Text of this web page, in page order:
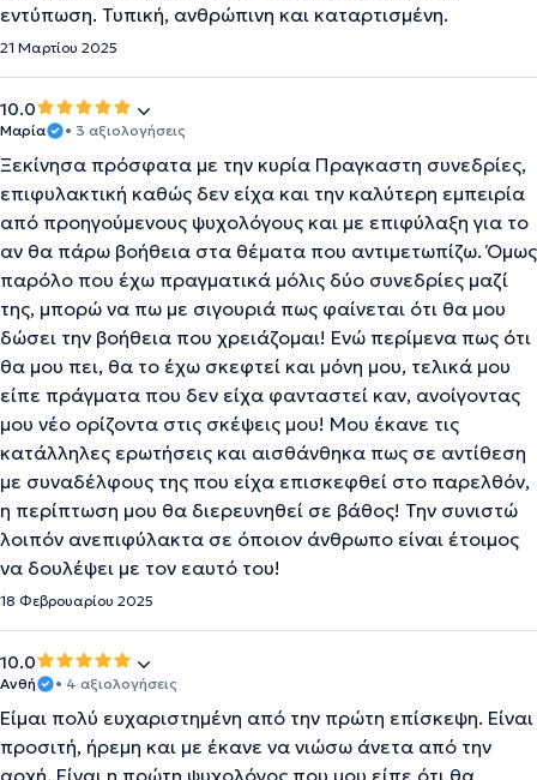
εντύπωση. Τυπική, ανθρώπινη και καταρτισμένη.
21 Μαρτίου 2025
10.0
Μαρία • 3 αξιολογήσεις
Ξεκίνησα πρόσφατα με την κυρία Πραγκαστη συνεδρίες,
επιφυλακτική καθώς δεν είχα και την καλύτερη εμπειρία
από προηγούμενους ψυχολόγους και με επιφύλαξη για το
αν θα πάρω βοήθεια στα θέματα που αντιμετωπίζω. Όμως
παρόλο που έχω πραγματικά μόλις δύο συνεδρίες μαζί
της, μπορώ να πω με σιγουριά πως φαίνεται ότι θα μου
δώσει την βοήθεια που χρειάζομαι! Ενώ περίμενα πως ότι
θα μου πει, θα το έχω σκεφτεί και μόνη μου, τελικά μου
είπε πράγματα που δεν είχα φανταστεί καν, ανοίγοντας
μου νέο ορίζοντα στις σκέψεις μου! Μου έκανε τις
κατάλληλες ερωτήσεις και αισθάνθηκα πως σε αντίθεση
με συναδέλφους της που είχα επισκεφθεί στο παρελθόν,
η περίπτωση μου θα διερευνηθεί σε βάθος! Την συνιστώ
λοιπόν ανεπιφύλακτα σε όποιον άνθρωπο είναι έτοιμος
να δουλέψει με τον εαυτό του!
18 Φεβρουαρίου 2025
10.0
Ανθή • 4 αξιολογήσεις
Είμαι πολύ ευχαριστημένη από την πρώτη επίσκεψη. Είναι
προσιτή, ήρεμη και με έκανε να νιώσω άνετα από την
αρχή. Είναι η πρώτη ψυχολόγος που μου είπε ότι θα